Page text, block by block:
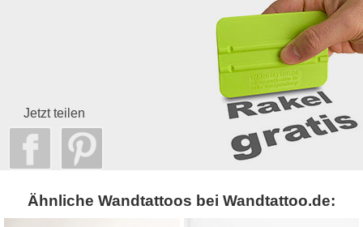
Jetzt teilen
Ähnliche Wandtattoos bei Wandtattoo.de: